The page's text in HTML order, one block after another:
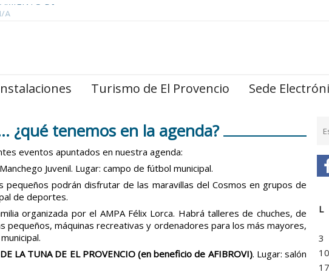
A
Turismo de El Provencio Sede
L
3
10
17
¿qué tenemos en la agenda?
eventos apuntados en nuestra agenda:
Juvenil. Lugar: campo de fútbol municipal.
pequeños podrán disfrutar de las maravillas del Cosmos en grupos de
de deportes.
organizada por el AMPA Félix Lorca. Habrá talleres de chuches, de
pequeños, máquinas recreativas y ordenadores para los más mayores,
LA TUNA DE EL PROVENCIO (en beneficio de AFIBROVI). Lugar: salón